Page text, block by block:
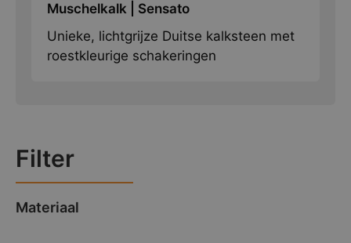
Muschelkalk | Sensato
Unieke, lichtgrijze Duitse kalksteen met
roestkleurige schakeringen
Filter
Materiaal